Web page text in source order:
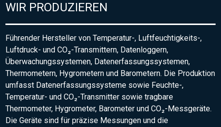
WIR PRODUZIEREN
Führender Hersteller von Temperatur-, Luftfeuchtigkeits-,
Luftdruck- und CO₂-Transmittern, Datenloggern,
Überwachungssystemen, Datenerfassungssystemen,
Thermometern, Hygrometern und Barometern. Die Produktion
umfasst Datenerfassungssysteme sowie Feuchte-,
Temperatur- und CO₂-Transmitter sowie tragbare
Thermometer, Hygrometer, Barometer und CO₂-Messgeräte.
Die Geräte sind für präzise Messungen und die